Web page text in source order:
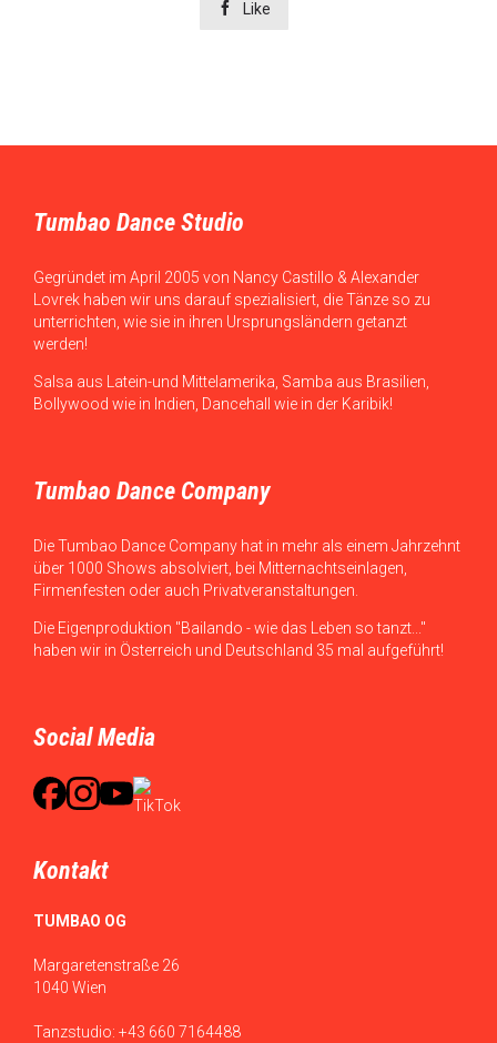
 Like
Tumbao Dance Studio
Gegründet im April 2005 von Nancy Castillo & Alexander
Lovrek haben wir uns darauf spezialisiert, die Tänze so zu
unterrichten, wie sie in ihren Ursprungsländern getanzt
werden!
Salsa aus Latein-und Mittelamerika, Samba aus Brasilien,
Bollywood wie in Indien, Dancehall wie in der Karibik!
Tumbao Dance Company
Die Tumbao Dance Company hat in mehr als einem Jahrzehnt
über 1000 Shows absolviert, bei Mitternachtseinlagen,
Firmenfesten oder auch Privatveranstaltungen.
Die Eigenproduktion "Bailando - wie das Leben so tanzt..."
haben wir in Österreich und Deutschland 35 mal aufgeführt!
Social Media
Kontakt
TUMBAO OG
Margaretenstraße 26
1040 Wien
Tanzstudio: +43 660 7164488